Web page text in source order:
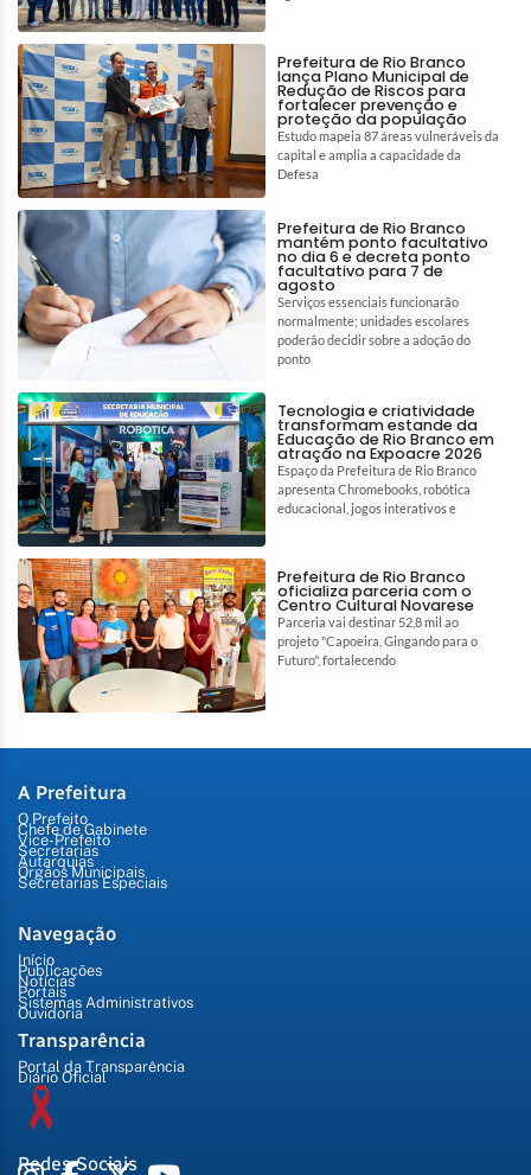
Prefeitura de Rio Branco
lança Plano Municipal de
Redução de Riscos para
fortalecer prevenção e
proteção da população
Estudo mapeia 87 áreas vulneráveis da
capital e amplia a capacidade da
Defesa
Prefeitura de Rio Branco
mantém ponto facultativo
no dia 6 e decreta ponto
facultativo para 7 de
agosto
Serviços essenciais funcionarão
normalmente; unidades escolares
poderão decidir sobre a adoção do
ponto
Tecnologia e criatividade
transformam estande da
Educação de Rio Branco em
atração na Expoacre 2026
Espaço da Prefeitura de Rio Branco
apresenta Chromebooks, robótica
educacional, jogos interativos e
Prefeitura de Rio Branco
oficializa parceria com o
Centro Cultural Novarese
Parceria vai destinar 52,8 mil ao
projeto "Capoeira, Gingando para o
Futuro", fortalecendo
A Prefeitura
O Prefeito
Chefe de Gabinete
Vice-Prefeito
Secretarias
Autarquias
Órgãos Municipais
Secretarias Especiais
Navegação
Início
Publicações
Notícias
Portais
Sistemas Administrativos
Ouvidoria
Transparência
Portal da Transparência
Diário Oficial
Redes Sociais